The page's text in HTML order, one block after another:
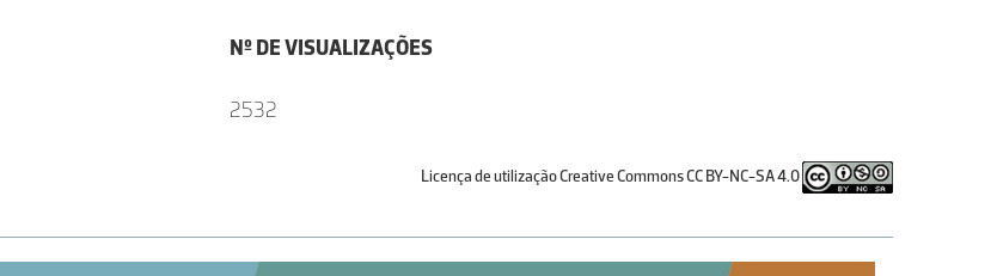
Nº DE VISUALIZAÇÕES
2532
Licença de utilização Creative Commons CC BY-NC-SA 4.0